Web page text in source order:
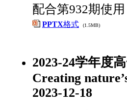
配合第932期
PPTX格式 (1.5MB)
2023-24学年度
Creating
2023-12-18